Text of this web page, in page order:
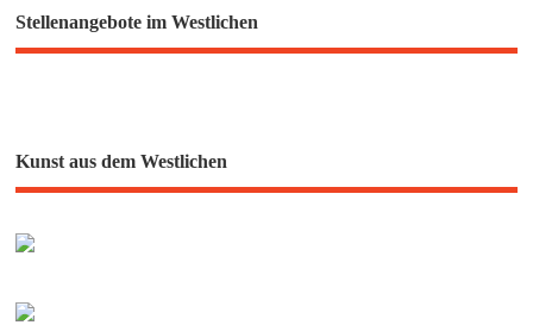
Stellenangebote im Westlichen
Kunst aus dem Westlichen